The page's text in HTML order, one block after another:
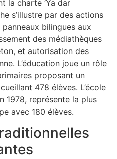
la charte ‘Ya dar
s’illustre par des actions
bilingues aux
des médiathèques
et autorisation des
L’éducation joue un rôle
proposant un
478 élèves. L’école
1978, représente la plus
avec 180 élèves.